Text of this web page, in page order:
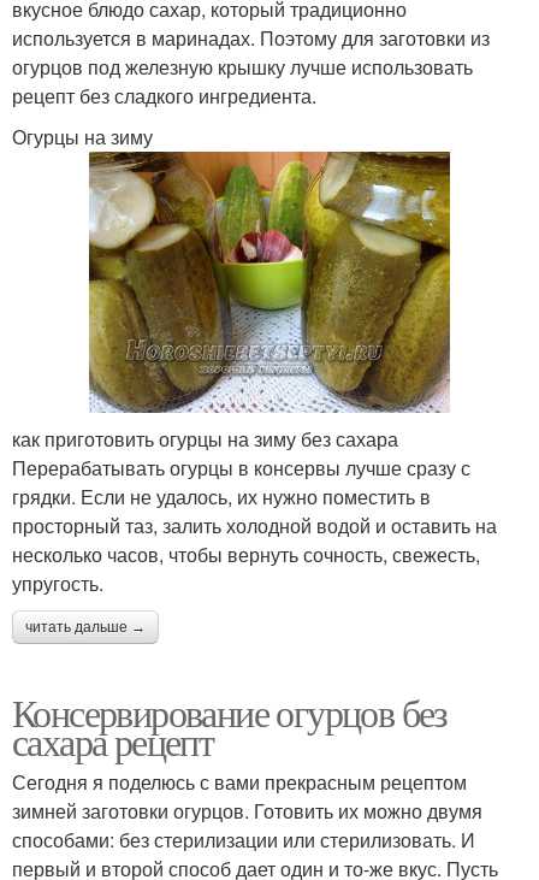
вкусное блюдо сахар, который традиционно
используется в маринадах. Поэтому для заготовки из
огурцов под железную крышку лучше использовать
рецепт без сладкого ингредиента.
Огурцы на зиму
как приготовить огурцы на зиму без сахара
Перерабатывать огурцы в консервы лучше сразу с
грядки. Если не удалось, их нужно поместить в
просторный таз, залить холодной водой и оставить на
несколько часов, чтобы вернуть сочность, свежесть,
упругость.
читать дальше →
Консервирование огурцов без
сахара рецепт
Сегодня я поделюсь с вами прекрасным рецептом
зимней заготовки огурцов. Готовить их можно двумя
способами: без стерилизации или стерилизовать. И
первый и второй способ дает один и то-же вкус. Пусть